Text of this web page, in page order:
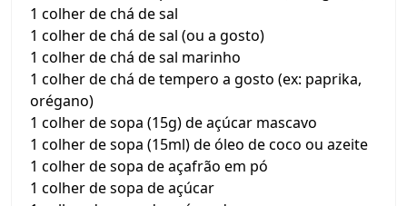
1 colher de chá de sal
1 colher de chá de sal (ou a gosto)
1 colher de chá de sal marinho
1 colher de chá de tempero a gosto (ex: paprika,
orégano)
1 colher de sopa (15g) de açúcar mascavo
1 colher de sopa (15ml) de óleo de coco ou azeite
1 colher de sopa de açafrão em pó
1 colher de sopa de açúcar